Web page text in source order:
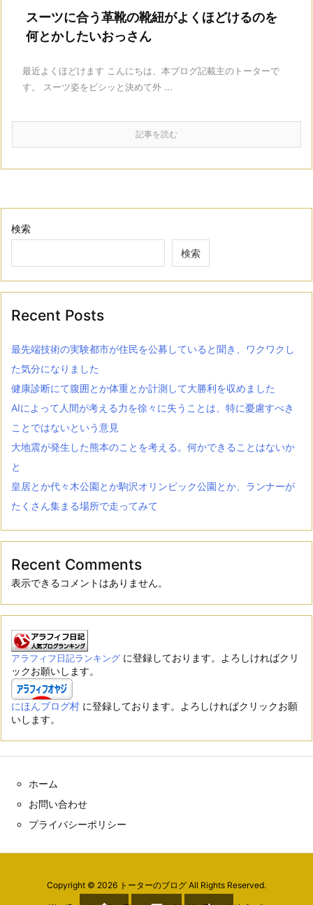
スーツに合う革靴の靴紐がよくほどけるのを
何とかしたいおっさん
最近よくほどけます こんにちは、本ブログ記載主のトーターで
す。 スーツ姿をビシッと決めて外 ...
記事を読む
検索
検索
Recent Posts
最先端技術の実験都市が住民を公募していると聞き、ワクワクし
た気分になりました
健康診断にて腹囲とか体重とか計測して大勝利を収めました
AIによって人間が考える力を徐々に失うことは、特に憂慮すべき
ことではないという意見
大地震が発生した熊本のことを考える。何かできることはないか
と
皇居とか代々木公園とか駒沢オリンピック公園とか、ランナーが
たくさん集まる場所で走ってみて
Recent Comments
表示できるコメントはありません。
アラフィフ日記ランキング に登録しております。よろしければクリ
ックお願いします。
にほんブログ村 に登録しております。よろしければクリックお願
いします。
ホーム
お問い合わせ
プライバシーポリシー
Copyright © 2026 トーターのブログ All Rights Reserved.